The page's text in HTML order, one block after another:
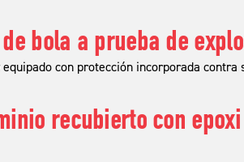
bola a prueba de
con protección incorporada contra
recubierto con epoxi